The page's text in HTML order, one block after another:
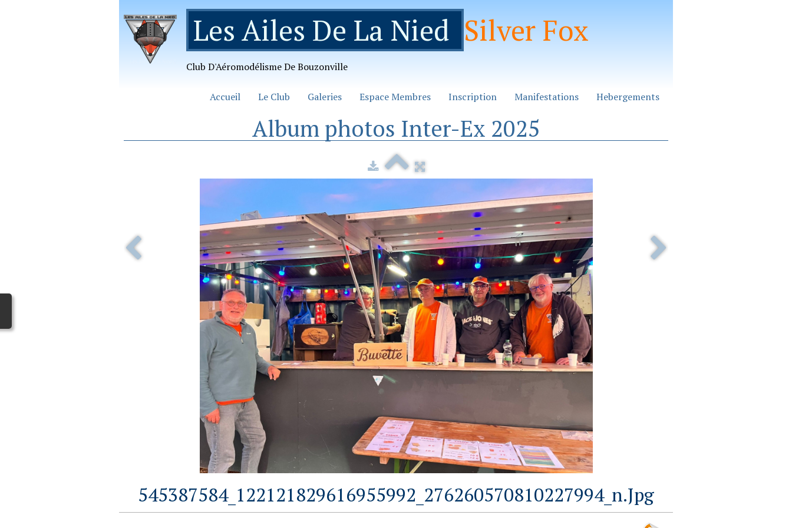
Les Ailes De La Nied Silver Fox
Club D'Aéromodélisme De Bouzonville
Accueil Le Club Galeries Espace Membres Inscription Manifestations Hebergements
Album photos Inter-Ex 2025
545387584_122121829616955992_276260570810227994_n.jpg